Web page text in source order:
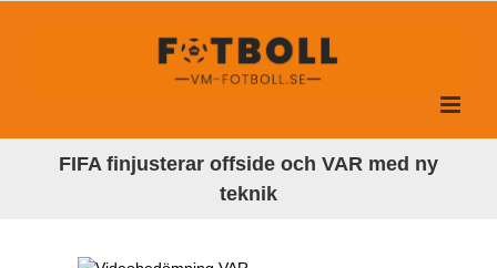
FIFA finjusterar offside och VAR med ny
teknik